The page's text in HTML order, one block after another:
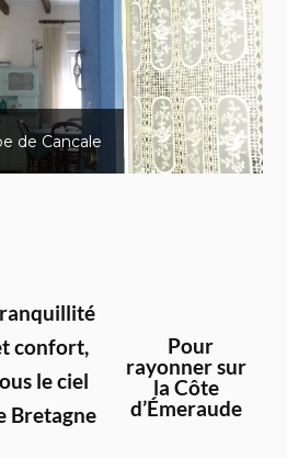
confort,
le ciel
Bretagne
Pour
rayonner sur
la Côte
d’Émeraude